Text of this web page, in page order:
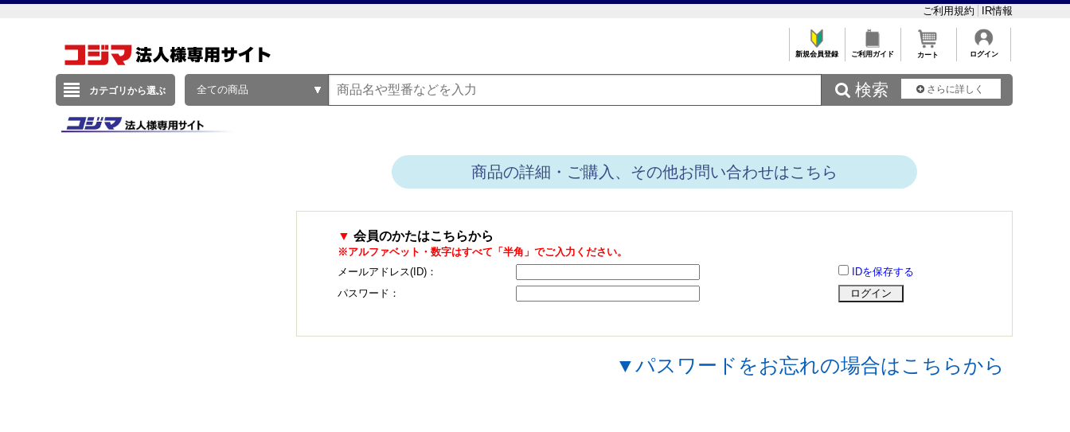
ご利用規約 IR情報
新規会員登録 ご利用ガイド カート ログイン
カテゴリから選ぶ 全ての商品  検索 さらに詳しく
商品の詳細・ご購入、その他お問い合わせはこちら
▼ 会員のかたはこちらから
※アルファベット・数字はすべて「半角」でご入力ください。
メールアドレス(ID)：
IDを保存する
パスワード：
▼パスワードをお忘れの場合はこちらから